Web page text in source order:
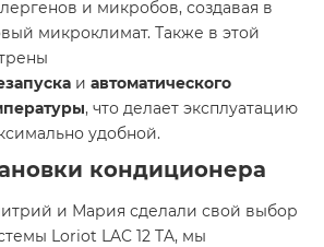
и микробов, создавая в
микроклимат. Также в этой
и автоматического
, что делает эксплуатацию
удобной.
кондиционера
и Мария сделали свой выбор
Loriot LAC 12 TA, мы